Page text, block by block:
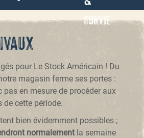
Survie
pour Le Stock Américain ! Du
magasin ferme ses portes :
pas en mesure de procéder aux
cette période.
bien évidemment possibles ;
normalementla semaine